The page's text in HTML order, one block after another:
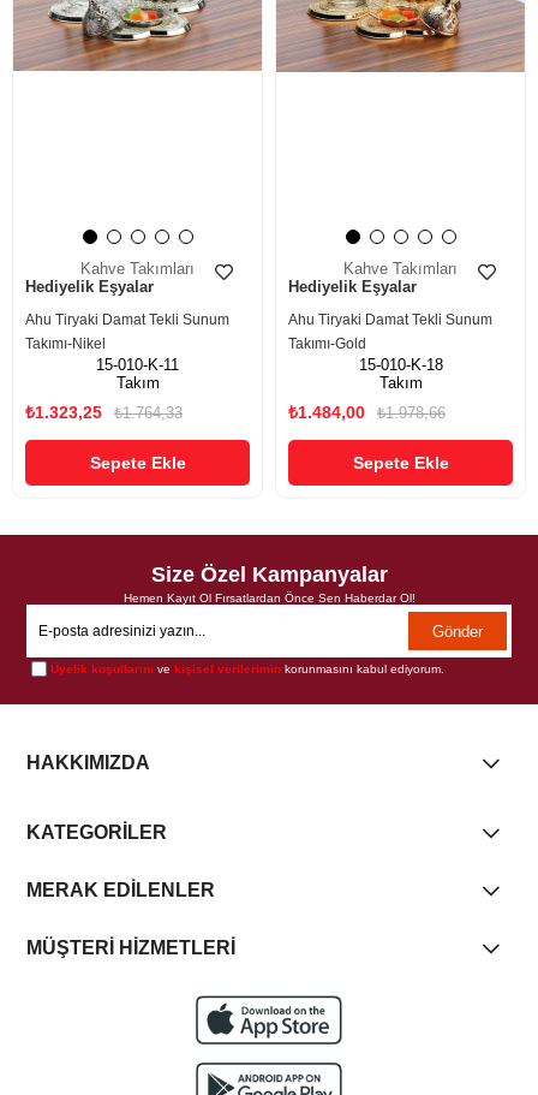
Kahve Takımları
Hediyelik Eşyalar
Ahu Tiryaki Damat Tekli Sunum
Takımı-Nikel
15-010-K-11
Takım
₺1.323,25 ₺1.764,33
Sepete Ekle
Kahve Takımları
Hediyelik Eşyalar
Ahu Tiryaki Damat Tekli Sunum
Takımı-Gold
15-010-K-18
Takım
₺1.484,00 ₺1.978,66
Sepete Ekle
Size Özel Kampanyalar
Hemen Kayıt Ol Fırsatlardan Önce Sen Haberdar Ol!
Gönder
Üyelik koşullarını vekişisel verilerimin korunmasını kabul ediyorum.
HAKKIMIZDA
KATEGORİLER
MERAK EDİLENLER
MÜŞTERİ HİZMETLERİ